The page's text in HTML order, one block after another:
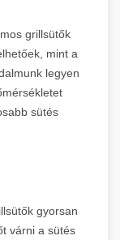
grillsütők
mint a
legyen
sütés
gyorsan
várni a sütés